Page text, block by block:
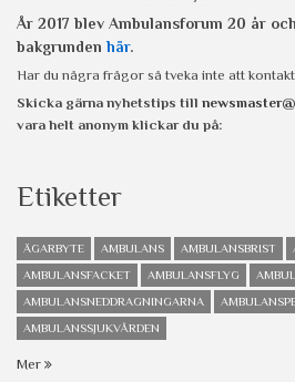
År 2017 blev Ambulansforum 20 år
bakgrunden här.
Har du några frågor så tveka inte att
Skicka gärna nyhetstips till
vara helt anonym klickar du på:
Etiketter
ÄGARBYTE AMBULANS AMBULANSBRIST
AMBULANSFACKET
AMBULANSFLYG
AMBULANSNEDDRAGNINGARNA
AMBULANSSJUKVÅRDEN
Mer